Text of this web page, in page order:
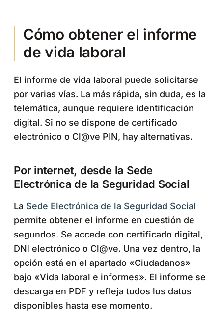
Cómo obtener el informe
de vida laboral
El informe de vida laboral puede solicitarse
por varias vías. La más rápida, sin duda, es la
telemática, aunque requiere identificación
digital. Si no se dispone de certificado
electrónico o Cl@ve PIN, hay alternativas.
Por internet, desde la Sede
Electrónica de la Seguridad Social
La Sede Electrónica de la Seguridad Social
permite obtener el informe en cuestión de
segundos. Se accede con certificado digital,
DNI electrónico o Cl@ve. Una vez dentro, la
opción está en el apartado «Ciudadanos»
bajo «Vida laboral e informes». El informe se
descarga en PDF y refleja todos los datos
disponibles hasta ese momento.